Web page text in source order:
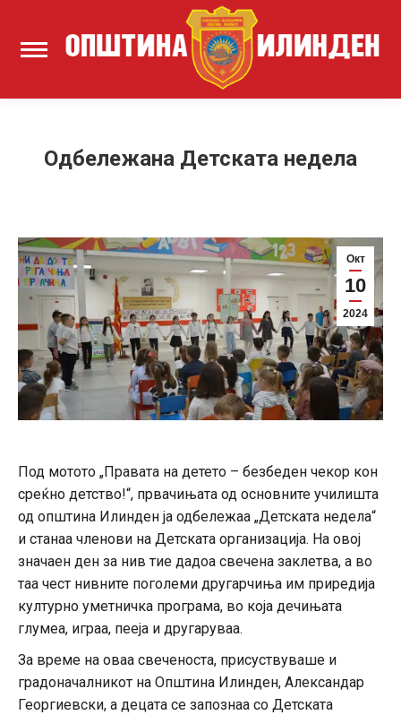
Одбележана Детската недела
Окт
10
2024
Под мотото „Правата на детето – безбеден чекор кон
среќно детство!“, првачињата од основните училишта
од општина Илинден ја одбележаа „Детската недела“
и станаа членови на Детската организација. На овој
значаен ден за нив тие дадоа свечена заклетва, а во
таа чест нивните поголеми другарчиња им приредија
културно уметничка програма, во која дечињата
глумеа, играа, пееја и другаруваа.
За време на оваа свеченоста, присуствуваше и
градоначалникот на Општина Илинден, Александар
Георгиевски, а децата се запознаа со Детската